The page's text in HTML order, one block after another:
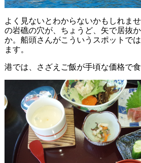
よく見ないとわからないかもしれま
の岩礁の穴が、ちょうど、矢で居抜
か。船頭さんがこういうスポットで
ます。
港では、さざえご飯が手頃な価格で食